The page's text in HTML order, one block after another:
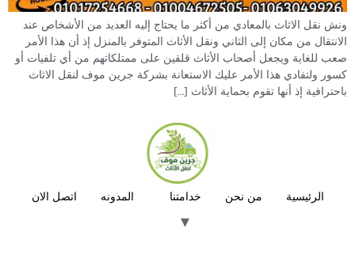
ونش نقل الاثاث بالمعادي من أكثر ما يحتاج إليه العديد من الأشخاص عند
الانتقال من مكان إلى الثاني ونقل الأثاث المتوفر بالمنزل إذ أن هذا الأمر
صعب للغاية ويجعل أصحاب الأثاث قلقين على ممتلكاتهم من أي تلفيات أو
كسور ولتفادي هذا الأمر عليك الاستعانة بشركة جرين موف لنقل الاثاث
باحترافية إذ أنها تقوم بحماية الأثاث […]
الرئيسية من نحن خدامتنا المدونه اتصل الان